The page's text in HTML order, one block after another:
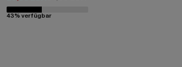
43% verfügbar